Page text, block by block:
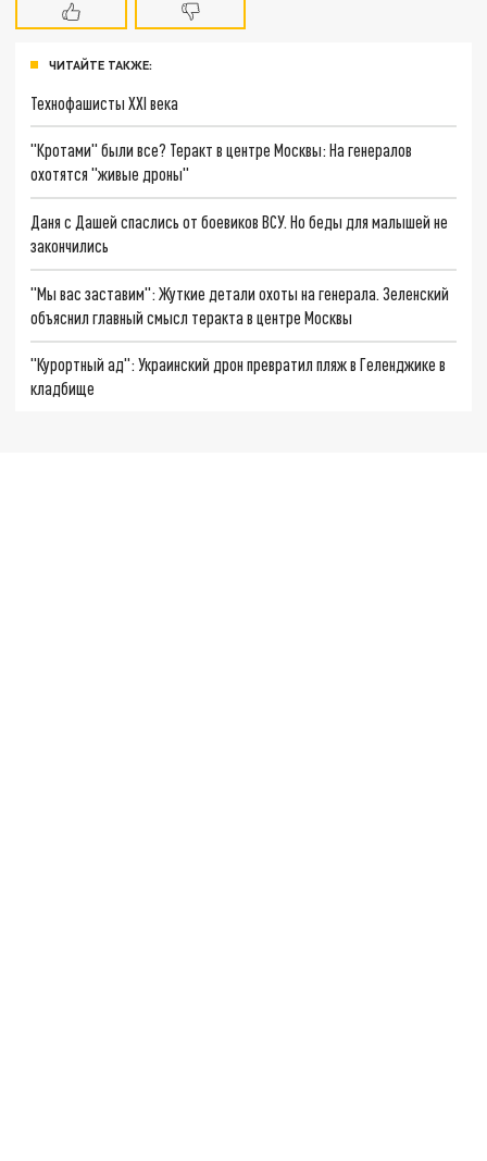
ЧИТАЙТЕ ТАКЖЕ:
Технофашисты XXI века
"Кротами" были все? Теракт в центре Москвы: На генералов
охотятся "живые дроны"
Даня с Дашей спаслись от боевиков ВСУ. Но беды для малышей не
закончились
"Мы вас заставим": Жуткие детали охоты на генерала. Зеленский
объяснил главный смысл теракта в центре Москвы
"Курортный ад": Украинский дрон превратил пляж в Геленджике в
кладбище